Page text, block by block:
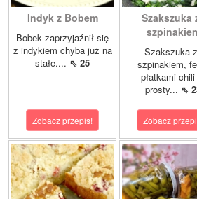
Indyk z Bobem
Bobek zaprzyjaźnił się
z indykiem chyba już na
stałe.... ⇖ 25
Zobacz przepis!
Szakszuka
Szakszuka
szpinakiem,
płatkami
prosty... ⇖
Zobacz